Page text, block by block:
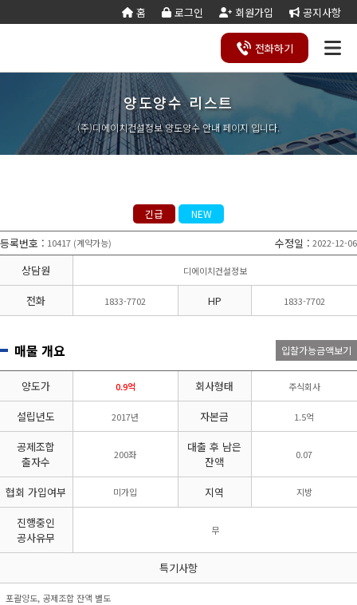
홈 로그인 회원가입 공지사항
전화하기
회사
소개
사업
영역
조직
도 는
길
합
건
설
업
토목건축
공사업
경설비공
조경공사
전문건설업
지반조성·포
장공사업
실내건축공
사업
도장·습식·방 조경식재·시
비계공사업
비공사업
철도·궤도공
사업
철강구조물공
붕
건축물조립공
사업
기타공
사업
전기공사업 정보통신
공사업
업자
나무병원
석면해제
산림사업법
인
에너지절
약전문기
업
엔지니어링
사업자
전문관리
설계시공업
문기관/
안전점검전
문기관
지하수개발
차
담
하
기
양도
양수
리스
트
양도
양수
절차
기업
진단
공
제
조
합
실
태
조
사
기
재
사
항
변
경
공
능
력
가
·
합
잔고
증명
법령
서식
국가
계약
법령
관계
서식
건설
업등
록서
식
법시
행규
칙
서식
실질
자본
금
계산
기
세무
계산
기
양도양수 리스트
(주)디에이치건설정보 양도양수 안내 페이지 입니다.
긴급 NEW
등록번호 : 10417 (계약가능) 수정일 : 2022-12-06
상담원 디에이치건설정보
전화 1833-7702 HP 1833-7702
매물 개요 입찰가능금액보기
양도가 0.9억 회사형태 주식회사
설립년도 2017년 자본금 1.5억
공제조합
출자수
200좌
대출 후 남은
잔액
0.07
협회 가입여부 미가입 지역 지방
진행중인
공사유무
무
특기사항
포괄양도, 공제조합 잔액 별도